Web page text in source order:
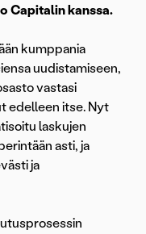
Capitalin kanssa.
kumppania
uudistamiseen,
vastasi
edelleen itse. Nyt
laskujen
asti, ja
ja